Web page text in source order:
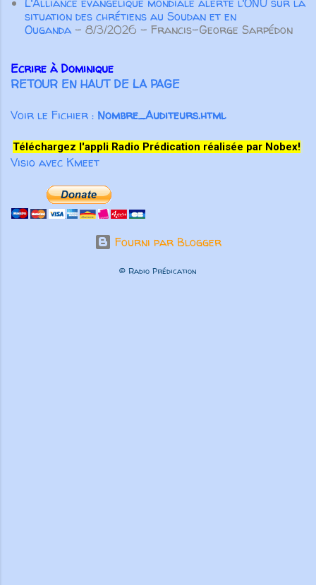
situation des chrétiens au Soudan et en
Ouganda - 8/3/2026 - Francis-George Sarpédon
Ecrire à Dominique
RETOUR EN HAUT DE LA PAGE
Voir le Fichier : Nombre_Auditeurs.html
Téléchargez l'appli Radio Prédication réalisée par Nobex!
Visio avec Kmeet
Fourni par Blogger
© Radio Prédication